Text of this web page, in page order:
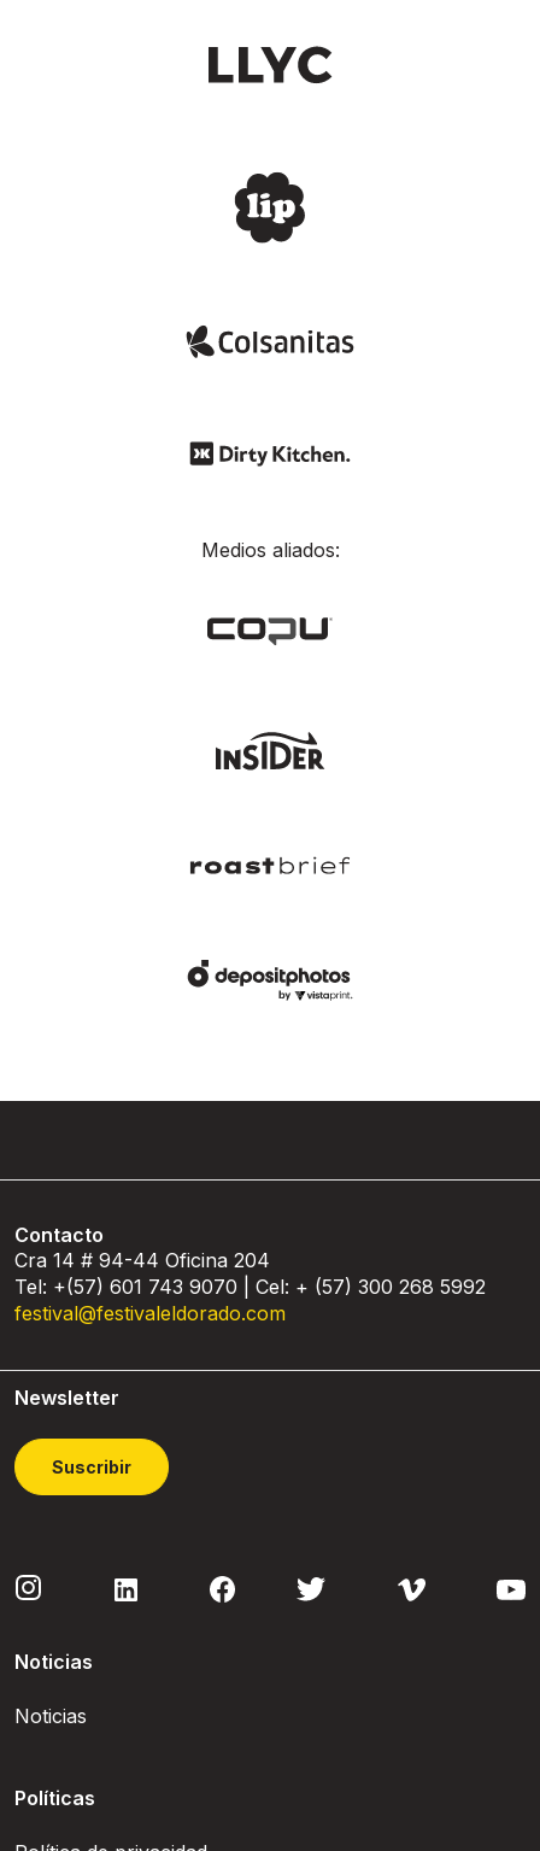
Medios aliados:
Contacto
Cra 14 # 94-44 Oficina 204
Tel: +(57) 601 743 9070 | Cel: + (57) 300 268 5992
festival@festivaleldorado.com
Newsletter
Suscribir
Noticias
Noticias
Políticas